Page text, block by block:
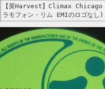
【英Harvest】Climax
ラモフォン・リム EMIのロゴなし)